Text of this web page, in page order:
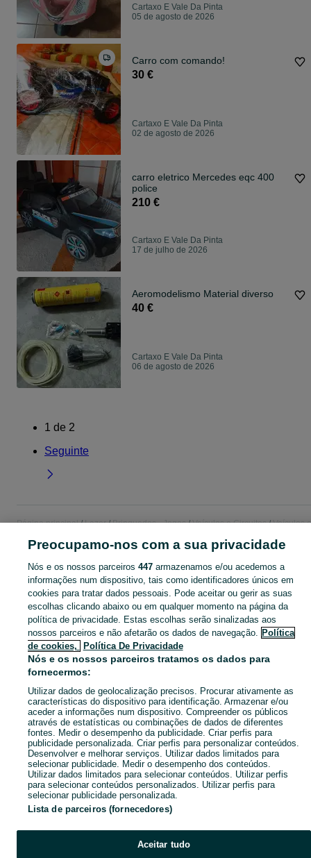
Cartaxo E Vale Da Pinta
05 de agosto de 2026
Carro com comando!
30 €
Cartaxo E Vale Da Pinta
02 de agosto de 2026
carro eletrico Mercedes eqc 400
police
210 €
Cartaxo E Vale Da Pinta
17 de julho de 2026
Aeromodelismo Material diverso
40 €
Cartaxo E Vale Da Pinta
06 de agosto de 2026
1 de 2
Seguinte
Página principal Lazer Brinquedos - Jogos Veículos e Circuitos
Veículos e
CATEGORIA
Navegue pelos últimos anúncios de Veículos e Circuitos em Cartaxo E Vale Da Pinta no OLX Portugal. Compre e venda produtos locais com facilidade e segurança. Mostrar
Mapa do site
Mapa das freguesias
Mapa de mini-sites
Pesquisas populares
Preocupamo-nos com a sua privacidade
Nós e os nossos parceiros 447armazenamos e/ou acedemos a
informações num dispositivo, tais como identificadores únicos em
cookies para tratar dados pessoais. Pode aceitar ou gerir as suas
escolhas clicando abaixo ou em qualquer momento na página da
política de privacidade. Estas escolhas serão sinalizadas aos
nossos parceiros e não afetarão os dados de navegação. Política
de cookies,
Política De Privacidade
Nós e os nossos parceiros tratamos os dados para
fornecermos:
Utilizar dados de geolocalização precisos. Procurar ativamente as
características do dispositivo para identificação. Armazenar e/ou
aceder a informações num dispositivo. Compreender os públicos
através de estatísticas ou combinações de dados de diferentes
fontes. Medir o desempenho da publicidade. Criar perfis para
publicidade personalizada. Criar perfis para personalizar conteúdos.
Desenvolver e melhorar serviços. Utilizar dados limitados para
selecionar publicidade. Medir o desempenho dos conteúdos.
Utilizar dados limitados para selecionar conteúdos. Utilizar perfis
para selecionar conteúdos personalizados. Utilizar perfis para
selecionar publicidade personalizada.
Lista de parceiros (fornecedores)
Aceitar tudo